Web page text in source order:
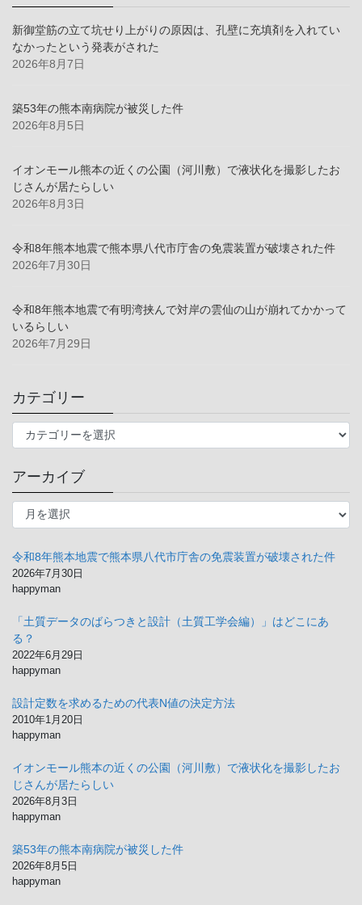
新御堂筋の立て坑せり上がりの原因は、孔壁に充填剤を入れてい
なかったという発表がされた
2026年8月7日
築53年の熊本南病院が被災した件
2026年8月5日
イオンモール熊本の近くの公園（河川敷）で液状化を撮影したお
じさんが居たらしい
2026年8月3日
令和8年熊本地震で熊本県八代市庁舎の免震装置が破壊された件
2026年7月30日
令和8年熊本地震で有明湾挟んで対岸の雲仙の山が崩れてかかって
いるらしい
2026年7月29日
カテゴリー
テ
リ
ー
アーカイブ
ア
イ
ブ
令和8年熊本地震で熊本県八代市庁舎の免震装置が破壊された件
2026年7月30日
happyman
「土質データのばらつきと設計（土質工学会編）」はどこにあ
る？
2022年6月29日
happyman
設計定数を求めるための代表N値の決定方法
2010年1月20日
happyman
イオンモール熊本の近くの公園（河川敷）で液状化を撮影したお
じさんが居たらしい
2026年8月3日
happyman
築53年の熊本南病院が被災した件
2026年8月5日
happyman